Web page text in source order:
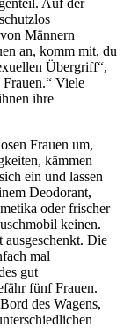
Auf der
Männern
an, komm mit, du
Übergriff“,
Viele
ihre
Frauen um,
kämmen
ein und lassen
Deodorant,
oder frischer
keinen.
Die
mal
gut
fünf Frauen.
des Wagens,